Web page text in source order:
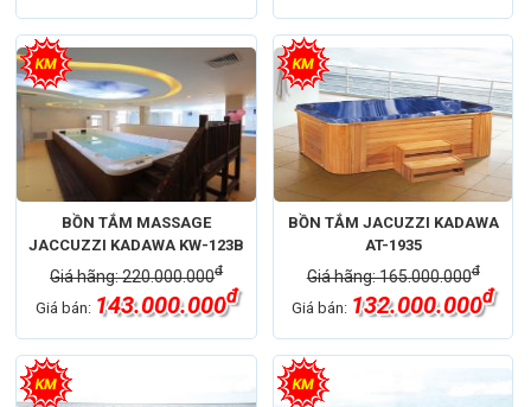
BỒN TẮM MASSAGE
JACCUZZI KADAWA KW-123B
Giá hãng: 220.000.000đ
Giá bán: 143.000.000đ
BỒN TẮM JACUZZI KADAWA
AT-1935
Giá hãng: 165.000.000đ
Giá bán: 132.000.000đ